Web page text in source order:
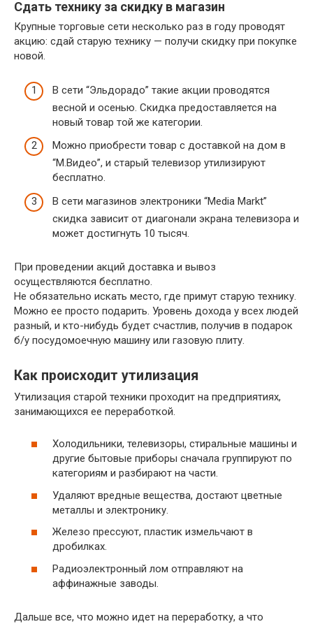
Сдать технику за скидку в магазин
Крупные торговые сети несколько раз в году проводят
акцию: сдай старую технику — получи скидку при покупке
новой.
В сети “Эльдорадо” такие акции проводятся
весной и осенью. Скидка предоставляется на
новый товар той же категории.
Можно приобрести товар с доставкой на дом в
“М.Видео”, и старый телевизор утилизируют
бесплатно.
В сети магазинов электроники “Media Markt”
скидка зависит от диагонали экрана телевизора и
может достигнуть 10 тысяч.
При проведении акций доставка и вывоз
осуществляются бесплатно.
Не обязательно искать место, где примут старую технику.
Можно ее просто подарить. Уровень дохода у всех людей
разный, и кто-нибудь будет счастлив, получив в подарок
б/у посудомоечную машину или газовую плиту.
Как происходит утилизация
Утилизация старой техники проходит на предприятиях,
занимающихся ее переработкой.
Холодильники, телевизоры, стиральные машины и
другие бытовые приборы сначала группируют по
категориям и разбирают на части.
Удаляют вредные вещества, достают цветные
металлы и электронику.
Железо прессуют, пластик измельчают в
дробилках.
Радиоэлектронный лом отправляют на
аффинажные заводы.
Дальше все, что можно идет на переработку, а что